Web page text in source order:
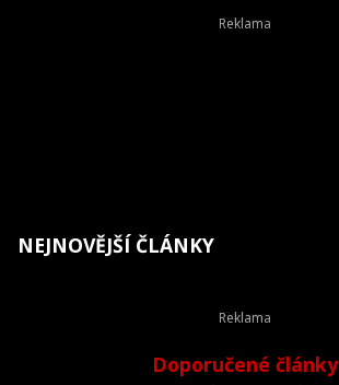
NEJNOVĚJŠÍ ČLÁNKY
Doporučené články